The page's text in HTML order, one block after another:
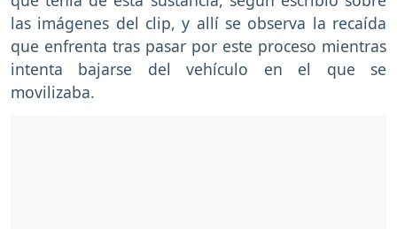
las imágenes del clip, y allí se observa la recaída
que enfrenta tras pasar por este proceso mientras
intenta bajarse del vehículo en el que se
movilizaba.